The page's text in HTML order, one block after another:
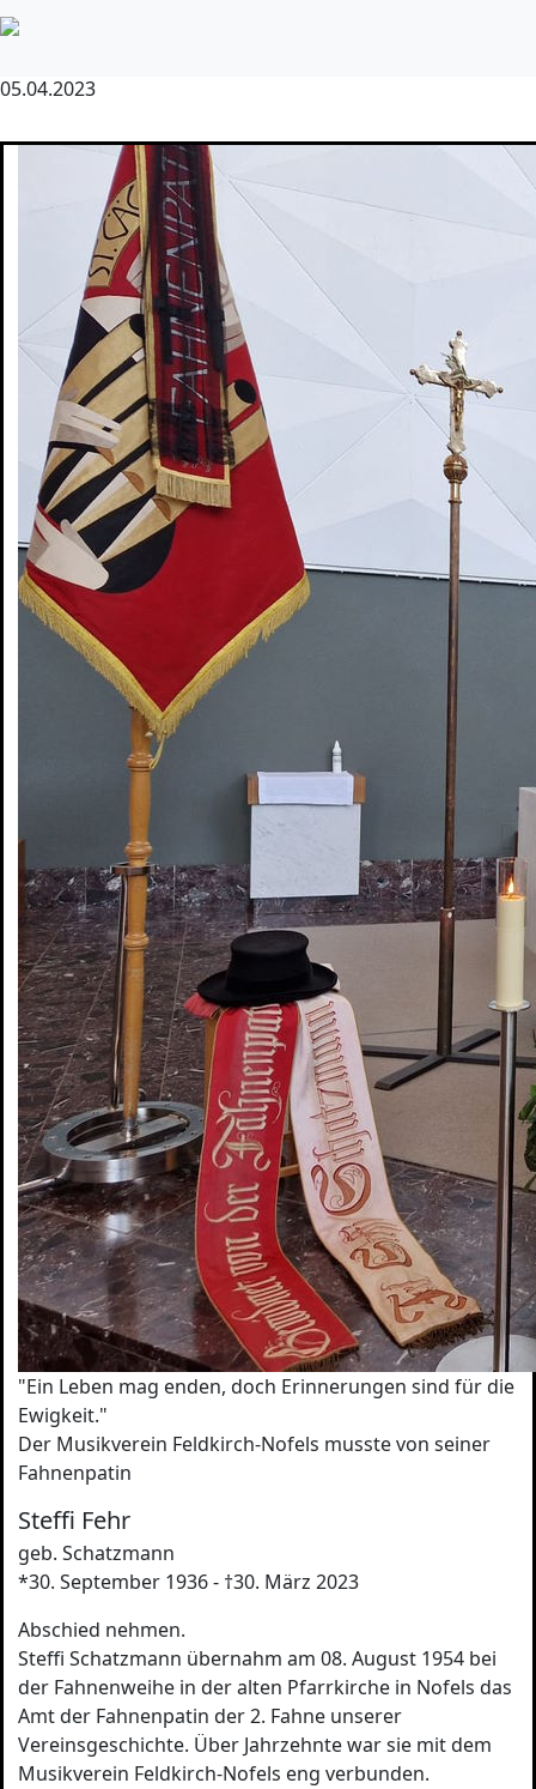
Traurige Nachricht
05.04.2023
"Ein Leben mag enden, doch Erinnerungen sind für die
Ewigkeit."
Der Musikverein Feldkirch-Nofels musste von seiner
Fahnenpatin
Steffi Fehr
geb. Schatzmann
*30. September 1936 - †30. März 2023
Abschied nehmen.
Steffi Schatzmann übernahm am 08. August 1954 bei
der Fahnenweihe in der alten Pfarrkirche in Nofels das
Amt der Fahnenpatin der 2. Fahne unserer
Vereinsgeschichte. Über Jahrzehnte war sie mit dem
Musikverein Feldkirch-Nofels eng verbunden.